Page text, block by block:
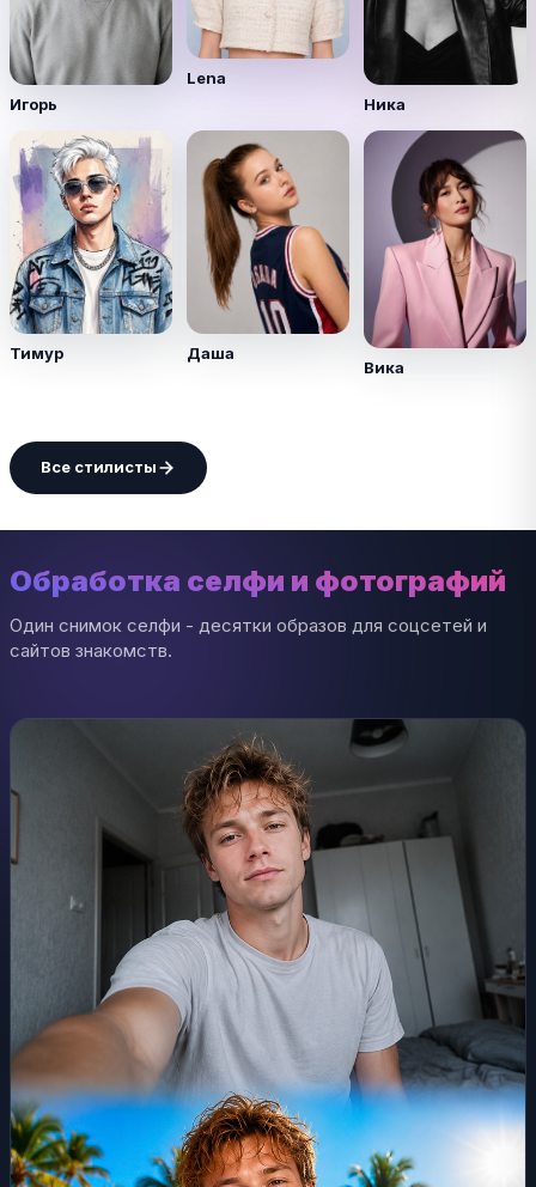
Игорь
Lena
Ника
Тимур Даша
Вика
Все стилисты
Обработка селфи и фотографий
Один снимок селфи - десятки образов для соцсетей и
сайтов знакомств.